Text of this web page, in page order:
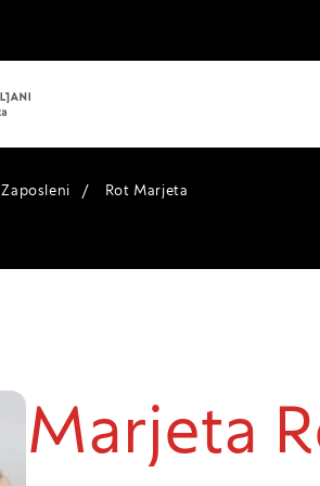
Zaposleni / Rot Marjeta
Marjeta
ali pa skrbijo, da vaše spletno
razkrivajo neposredno vaše
uporabniško izkušnjo.